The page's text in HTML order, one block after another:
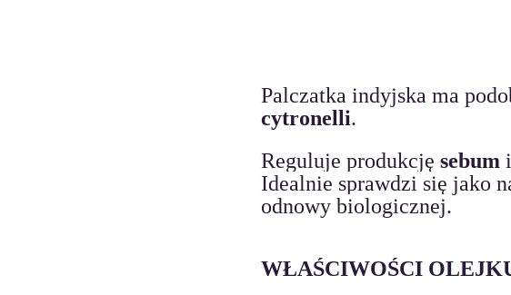
Palczatka indyjska ma
cytronelli.
Reguluje produkcję sebum
Idealnie sprawdzi się jako
odnowy biologicznej.
WŁAŚCIWOŚCI